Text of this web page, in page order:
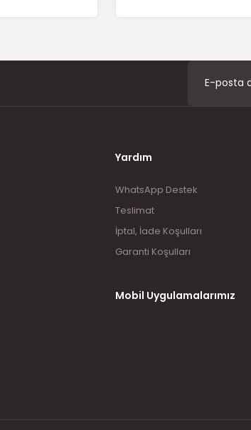
Yardım
WhatsApp Destek
Teslimat
İptal, İade Koşulları
Garanti Koşulları
Mobil Uygulamalarımız